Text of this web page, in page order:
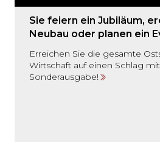
Sie feiern ein Jubiläum,
Neubau oder planen ein
Erreichen Sie die gesamte
Wirtschaft auf einen Schlag
Sonderausgabe!